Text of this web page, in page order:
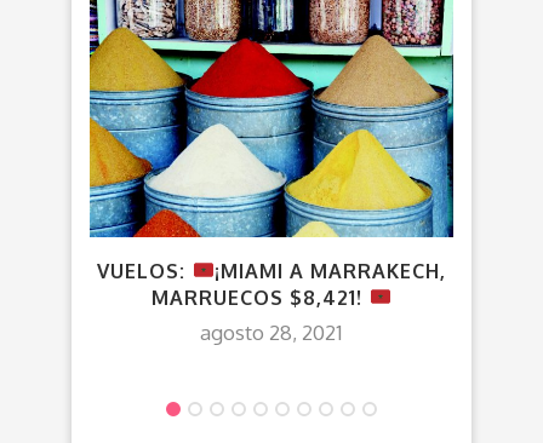
VUELOS:
¡MIAMI A MARRAKECH,
MARRUECOS $8,421!
agosto 28, 2021